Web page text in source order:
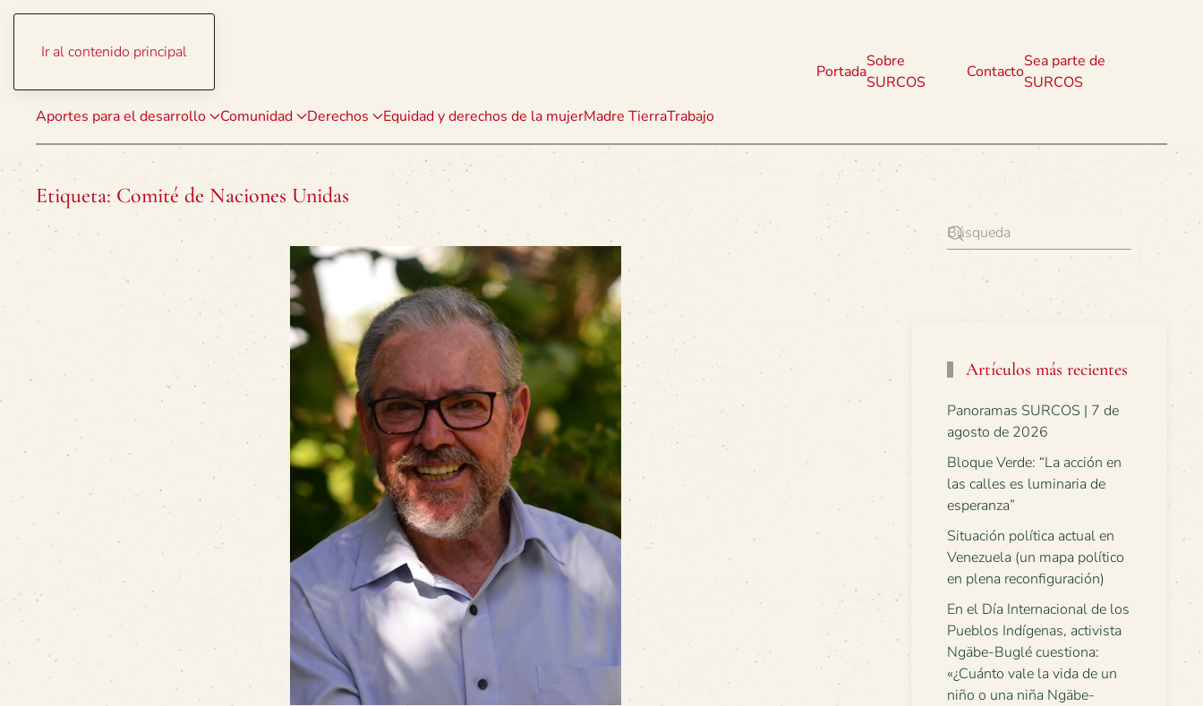
Ir al contenido principal
Aportes para el desarrollo Comunidad Derechos Equidad y derechos de la mujerMadre TierraTrabajo
Portada
Sobre
SURCOS
Contacto
Sea parte de
SURCOS
Etiqueta: Comité de Naciones Unidas
Artículos más recientes
Panoramas SURCOS | 7 de
agosto de 2026
Bloque Verde: “La acción en
las calles es luminaria de
esperanza”
Situación política actual en
Venezuela (un mapa político
en plena reconfiguración)
En el Día Internacional de los
Pueblos Indígenas, activista
Ngäbe-Buglé cuestiona:
«¿Cuánto vale la vida de un
niño o una niña Ngäbe-